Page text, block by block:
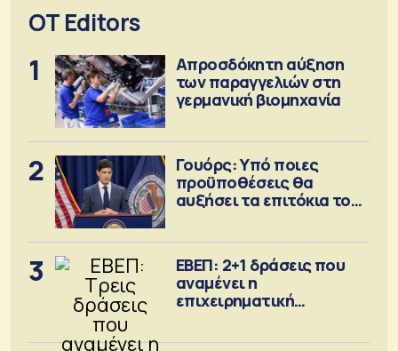
OT Editors
1
Απροσδόκητη αύξηση
των παραγγελιών στη
γερμανική βιομηχανία
2
Γουόρς: Υπό ποιες
προϋποθέσεις θα
αυξήσει τα επιτόκια τον
3
ΕΒΕΠ: 2+1 δράσεις που
αναμένει η
επιχειρηματική